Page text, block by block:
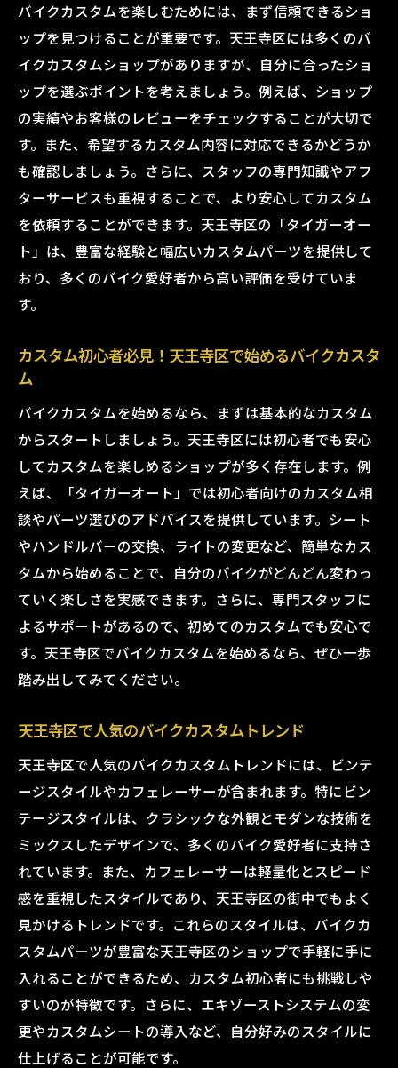
タイガーオートのカスタムサービスの特徴
タイガーオートのスタッフに聞くカスタム
の魅力
タイガーオートで体験できるカスタムプロ
ジェクト
タイガーオートのおすすめカスタムパーツ
タイガーオートのカスタムギャラリー
カスタム初心者でも安心！タイガーオート
のサポート体制
天王寺区のタイガーオートでバイクをカスタム
タイガーオートへのアクセス方法
タイガーオートのカスタム事例紹介
タイガーオートでのカスタムの始め方
タイガーオートのカスタム料金プラン
天王寺区でタイガーオートが選ばれる理由
バイクのカスタムをタイガーオートで始める理
由
タイガーオートの豊富なカスタムパーツ
タイガーオートの専門スタッフによるカス
タイガーオートの充実したカスタム設備
声
タイガーオートのカスタム保証とアフター
サービス
タイガーオートのカスタムイベントへの参
加方法
天王寺区で一番のバイクカスタムショップ：タ
イガーオート
タイガーオートが他のショップと違うポイ
ント
タイガーオートのカスタムコンセプト
タイガーオートが手掛けるカスタムジャン
ル
バイクカスタムを楽しむためには、まず信頼できるショ
ップを見つけることが重要です。天王寺区には多くのバ
イクカスタムショップがありますが、自分に合ったショ
ップを選ぶポイントを考えましょう。例えば、ショップ
の実績やお客様のレビューをチェックすることが大切で
す。また、希望するカスタム内容に対応できるかどうか
も確認しましょう。さらに、スタッフの専門知識やアフ
ターサービスも重視することで、より安心してカスタム
を依頼することができます。天王寺区の「タイガーオー
ト」は、豊富な経験と幅広いカスタムパーツを提供して
おり、多くのバイク愛好者から高い評価を受けていま
す。
カスタム初心者必見！天王寺区で始めるバイクカスタ
ム
バイクカスタムを始めるなら、まずは基本的なカスタム
からスタートしましょう。天王寺区には初心者でも安心
してカスタムを楽しめるショップが多く存在します。例
えば、「タイガーオート」では初心者向けのカスタム相
談やパーツ選びのアドバイスを提供しています。シート
やハンドルバーの交換、ライトの変更など、簡単なカス
タムから始めることで、自分のバイクがどんどん変わっ
ていく楽しさを実感できます。さらに、専門スタッフに
よるサポートがあるので、初めてのカスタムでも安心で
す。天王寺区でバイクカスタムを始めるなら、ぜひ一歩
踏み出してみてください。
天王寺区で人気のバイクカスタムトレンド
天王寺区で人気のバイクカスタムトレンドには、ビンテ
ージスタイルやカフェレーサーが含まれます。特にビン
テージスタイルは、クラシックな外観とモダンな技術を
ミックスしたデザインで、多くのバイク愛好者に支持さ
れています。また、カフェレーサーは軽量化とスピード
感を重視したスタイルであり、天王寺区の街中でもよく
見かけるトレンドです。これらのスタイルは、バイクカ
スタムパーツが豊富な天王寺区のショップで手軽に手に
入れることができるため、カスタム初心者にも挑戦しや
すいのが特徴です。さらに、エキゾーストシステムの変
更やカスタムシートの導入など、自分好みのスタイルに
仕上げることが可能です。